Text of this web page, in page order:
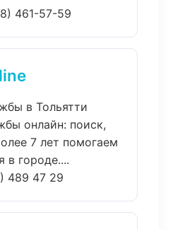
461-57-59
в Тольятти
онлайн: поиск,
7 лет помогаем
в городе....
489 47 29